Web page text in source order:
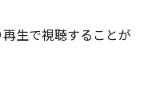
生で視聴することが